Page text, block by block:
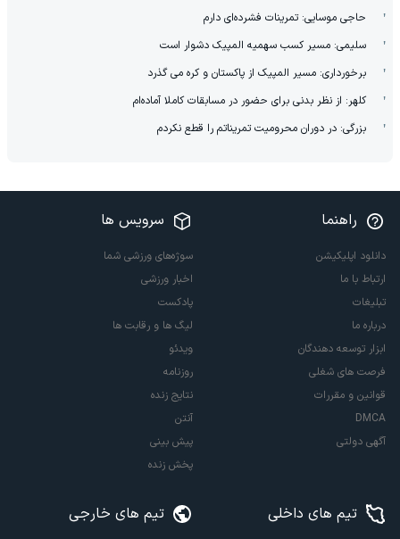
حاجی موسایی: تمرینات فشرده‌ای دارم
سلیمی: مسیر کسب سهمیه المپیک دشوار است
برخورداری: مسیر المپیک از پاکستان و کره می گذرد
کلهر: از نظر بدنی برای حضور در مسابقات کاملا آماده‌ام
بزرگی: در دوران محرومیت تمریناتم را قطع نکردم
راهنما
دانلود اپلیکیشن
ارتباط با ما
تبلیغات
درباره ما
ابزار توسعه دهندگان
فرصت های شغلی
قوانین و مقررات
DMCA
آگهی دولتی
سرویس ها
سوژه‌های ورزشی شما
اخبار ورزشی
پادکست
لیگ ها و رقابت ها
ویدئو
روزنامه
نتایج زنده
آنتن
پیش بینی
پخش زنده
تیم های داخلی تیم های خارجی